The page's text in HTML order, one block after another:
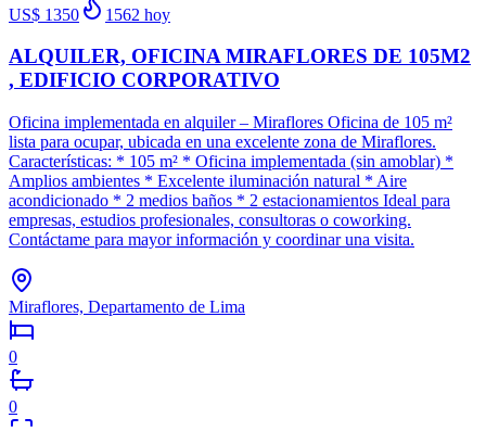
US$ 1350 1562 hoy
ALQUILER, OFICINA MIRAFLORES DE 105M2
, EDIFICIO CORPORATIVO
Oficina implementada en alquiler – Miraflores Oficina de 105 m²
lista para ocupar, ubicada en una excelente zona de Miraflores.
Características: * 105 m² * Oficina implementada (sin amoblar) *
Amplios ambientes * Excelente iluminación natural * Aire
acondicionado * 2 medios baños * 2 estacionamientos Ideal para
empresas, estudios profesionales, consultoras o coworking.
Contáctame para mayor información y coordinar una visita.
Miraflores, Departamento de Lima
0
0